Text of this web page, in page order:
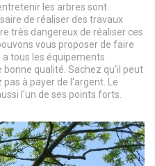
les arbres sont
de réaliser des travaux
très dangereux de réaliser ces
vous proposer de faire
a tous les équipements
qualité. Sachez qu'il peut
à payer de l'argent. Le
l'un de ses points forts.